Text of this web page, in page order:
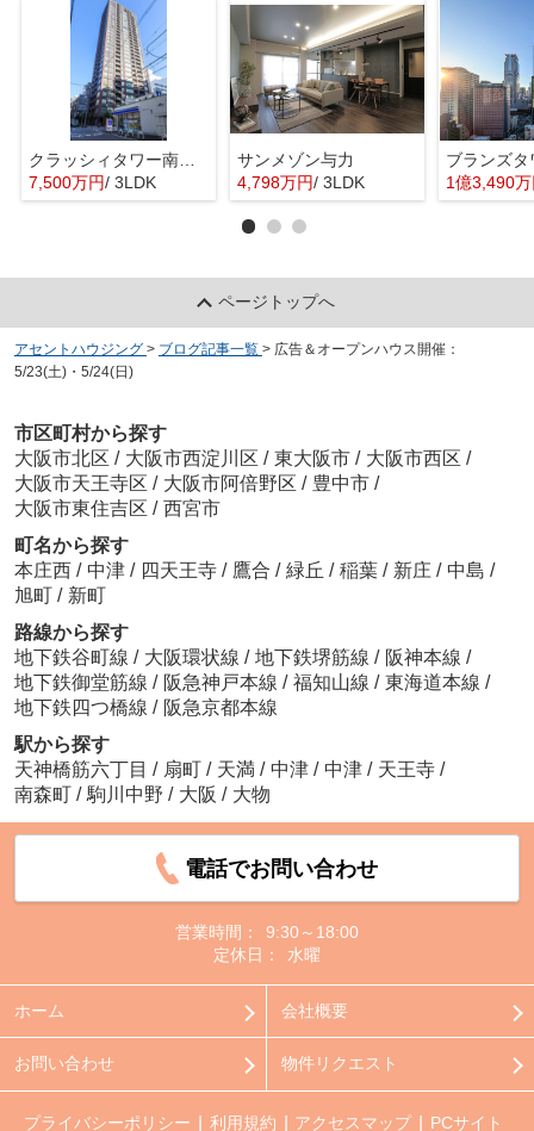
クラッシィタワー南船場
7,500万円/ 3LDK
サンメゾン与力
4,798万円/ 3LDK 1億3,490
ページトップへ
アセントハウジング > ブログ記事一覧 > 広告＆オープンハウス開催：
5/23(土)・5/24(日)
市区町村から探す
大阪市北区 / 大阪市西淀川区 / 東大阪市 / 大阪市西区 /
大阪市天王寺区 / 大阪市阿倍野区 / 豊中市 /
大阪市東住吉区 / 西宮市
町名から探す
本庄西 / 中津 / 四天王寺 / 鷹合 / 緑丘 / 稲葉 / 新庄 / 中島 /
旭町 / 新町
路線から探す
地下鉄谷町線 / 大阪環状線 / 地下鉄堺筋線 / 阪神本線 /
地下鉄御堂筋線 / 阪急神戸本線 / 福知山線 / 東海道本線 /
地下鉄四つ橋線 / 阪急京都本線
駅から探す
天神橋筋六丁目 / 扇町 / 天満 / 中津 / 中津 / 天王寺 /
南森町 / 駒川中野 / 大阪 / 大物
電話でお問い合わせ
営業時間：
9:30～18:00
定休日：
水曜
ホーム 会社概要
お問い合わせ 物件リクエスト
プライバシーポリシー 利用規約 アクセスマップ PCサイト